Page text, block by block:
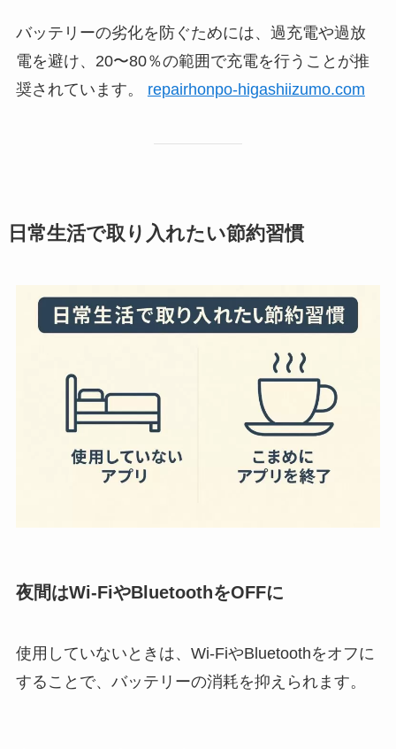
バッテリーの劣化を防ぐためには、過充電や過放
電を避け、20〜80％の範囲で充電を行うことが推
奨されています。 repairhonpo-higashiizumo.com
日常生活で取り入れたい節約習慣
夜間はWi-FiやBluetoothをOFFに
使用していないときは、Wi-FiやBluetoothをオフに
することで、バッテリーの消耗を抑えられます。